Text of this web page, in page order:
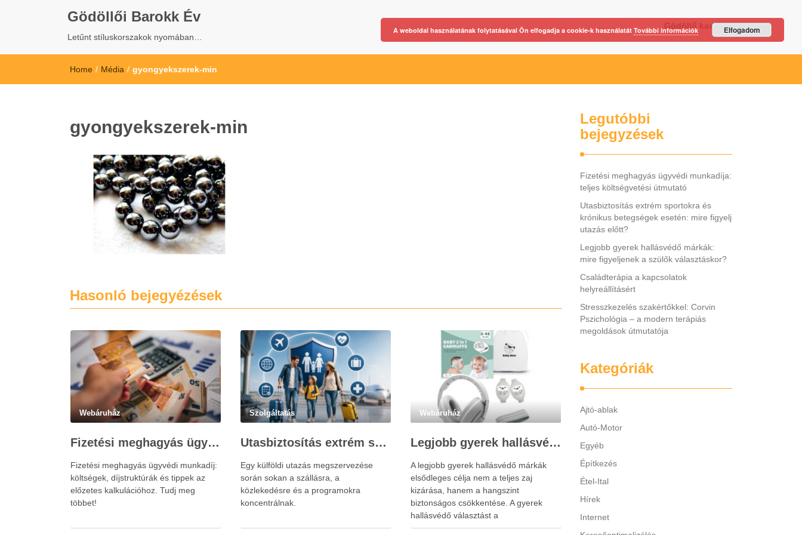
Gödöllői Barokk Év
Letűnt stíluskorszakok nyomában…
Gödöllő kastély
Home / Média / gyongyekszerek-min
gyongyekszerek-min
Hasonló bejegyézések
Webáruház
Fizetési meghagyás ügyvédi munkadíja: teljes költségvetési útmutató
Fizetési meghagyás ügyvédi munkadíj:
költségek, díjstruktúrák és tippek az
előzetes kalkulációhoz. Tudj meg
többet!
Szolgáltatás
Utasbiztosítás extrém sportokra és krónikus betegségek esetén: mire figyelj utazás előtt?
Egy külföldi utazás megszervezése
során sokan a szállásra, a
közlekedésre és a programokra
koncentrálnak.
Webáruház
Legjobb gyerek hallásvédő márkák: mire figyeljenek a szülők választáskor?
A legjobb gyerek hallásvédő márkák
elsődleges célja nem a teljes zaj
kizárása, hanem a hangszint
biztonságos csökkentése. A gyerek
hallásvédő választást a
www.earplugs.hu weboldal is
Legutóbbi
bejegyzések
Fizetési meghagyás ügyvédi munkadíja:
teljes költségvetési útmutató
Utasbiztosítás extrém sportokra és
krónikus betegségek esetén: mire figyelj
utazás előtt?
Legjobb gyerek hallásvédő márkák:
mire figyeljenek a szülők választáskor?
Családterápia a kapcsolatok
helyreállításért
Stresszkezelés szakértőkkel: Corvin
Pszichológia – a modern terápiás
megoldások útmutatója
Kategóriák
Ajtó-ablak
Autó-Motor
Egyéb
Építkezés
Étel-Ital
Hírek
Internet
A weboldal használatának folytatásával Ön elfogadja a cookie-k használatát További információk Elfogadom